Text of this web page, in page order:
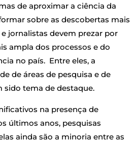
de aproximar a ciência da
sobre as descobertas mais
jornalistas devem prezar por
ampla dos processos e do
no país. Entre eles, a
de áreas de pesquisa e de
sido tema de destaque.
na presença de
últimos anos, pesquisas
ainda são a minoria entre as